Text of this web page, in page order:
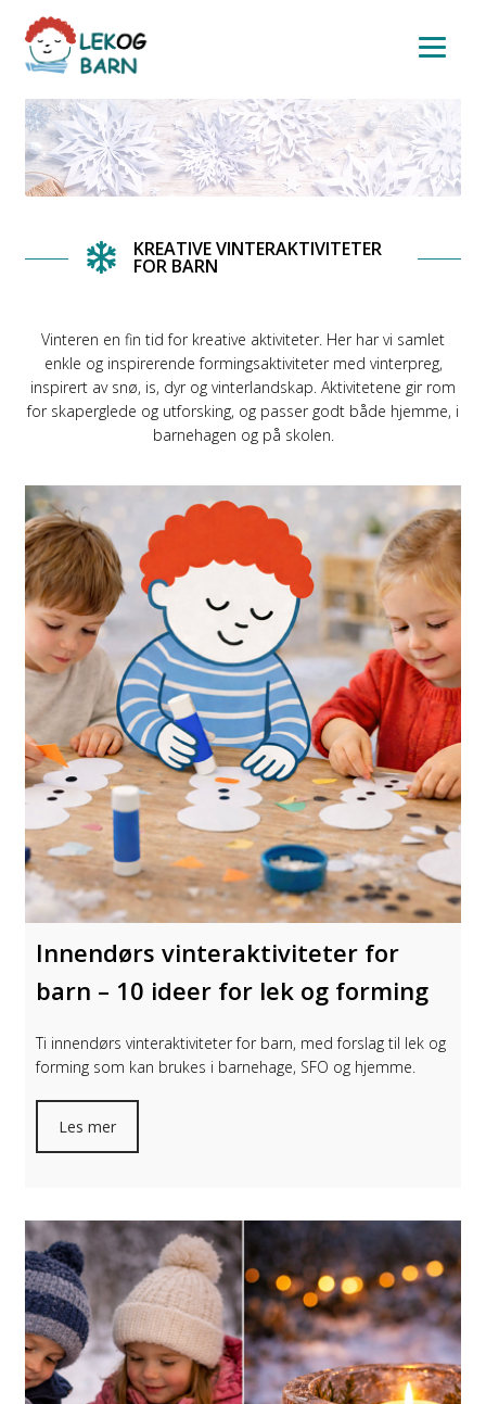
Skip
to
Skip
to
KREATIVE VINTERAKTIVITETER
FOR BARN
Vinteren en fin tid for kreative aktiviteter. Her har vi samlet
enkle og inspirerende formingsaktiviteter med vinterpreg,
inspirert av snø, is, dyr og vinterlandskap. Aktivitetene gir rom
for skaperglede og utforsking, og passer godt både hjemme, i
barnehagen og på skolen.
Innendørs vinteraktiviteter for
barn – 10 ideer for lek og forming
Ti innendørs vinteraktiviteter for barn, med forslag til lek og
forming som kan brukes i barnehage, SFO og hjemme.
Les mer